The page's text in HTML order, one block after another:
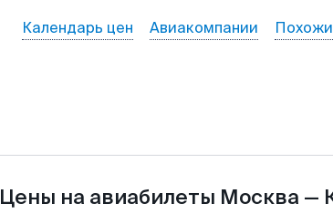
Календарь цен Авиакомпании
Цены на авиабилеты Москва —